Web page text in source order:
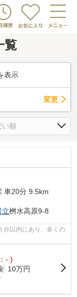
覧
表示
変更
車20分 9.5km
立桝水高原9-8
分以内にあり、多くの
- )
10万円